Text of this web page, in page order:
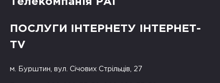
ПОСЛУГИ ІНТЕРНЕТУ ІНТЕРНЕТ-
TV
м. Бурштин, вул. Січових Стрільців, 27